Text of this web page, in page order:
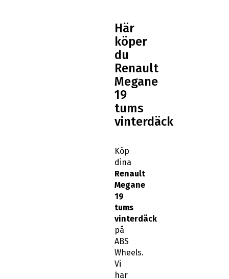
Här
köper
du
Renault
Megane
19
tums
vinterdäck
Köp
dina
Renault
Megane
19
tums
vinterdäck
på
ABS
Wheels.
Vi
har